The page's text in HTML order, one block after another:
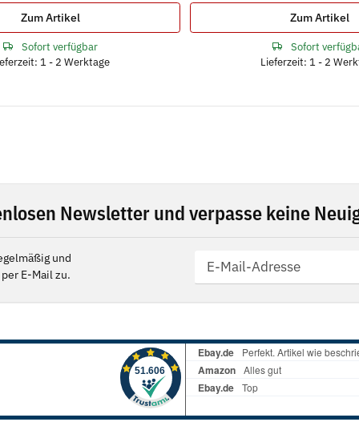
Zum Artikel
Sofort verfügbar
1 - 2 Werktage
Zum Artikel
Sofort
Lieferzeit: 1 - 2
Newsletter und verpasse keine
und
E-Mail zu.